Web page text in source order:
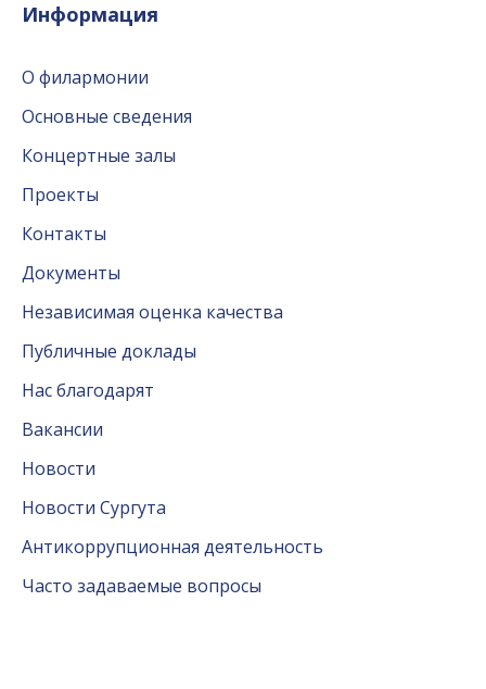
Информация
О филармонии
Основные сведения
Концертные залы
Проекты
Контакты
Документы
Независимая оценка качества
Публичные доклады
Нас благодарят
Вакансии
Новости
Новости Сургута
Антикоррупционная деятельность
Часто задаваемые вопросы